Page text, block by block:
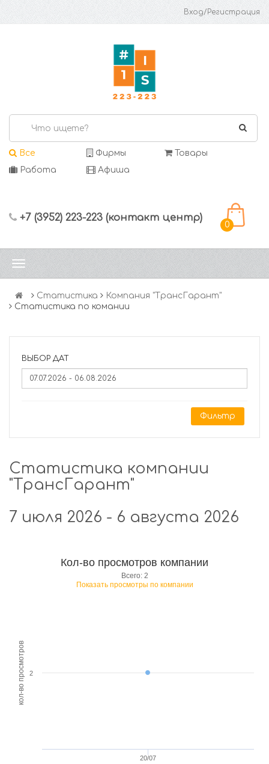
Вход/Регистрация
Все Фирмы
Товары
Работа
Афиша
+7 (3952) 223-223 (контакт центр)
0
Статистика
Компания "ТрансГарант"
Статистика по комании
ВЫБОР ДАТ
Фильтр
Статистика компании
"ТрансГарант"
7 июля 2026 - 6 августа 2026
кол-во просмотров
Кол-во просмотров компании
Всего: 2
Показать просмотры по компании
20/07
2